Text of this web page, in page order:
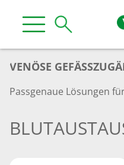
VENÖSE
Passgenaue Lösungen